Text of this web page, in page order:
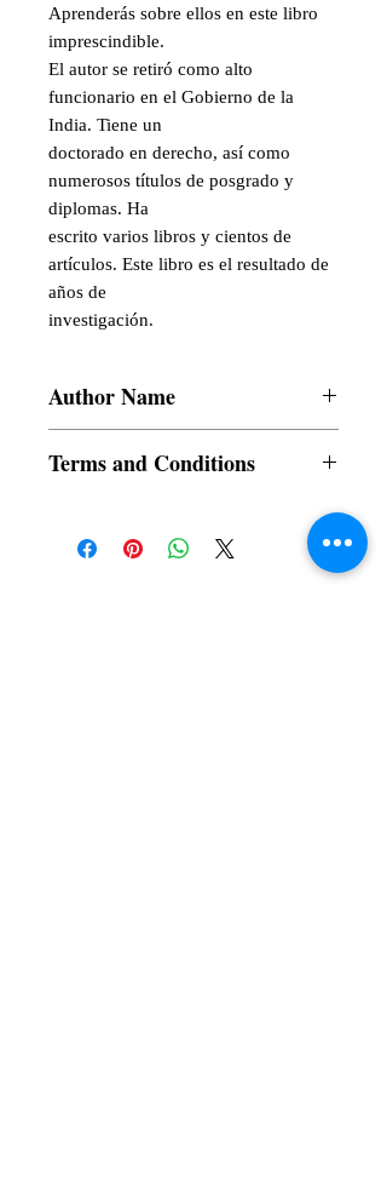
Aprenderás sobre ellos en este libro
imprescindible.
El autor se retiró como alto
funcionario en el Gobierno de la
India. Tiene un
doctorado en derecho, así como
numerosos títulos de posgrado y
diplomas. Ha
escrito varios libros y cientos de
artículos. Este libro es el resultado de
años de
investigación.
Author Name
Terms and Conditions
refundable